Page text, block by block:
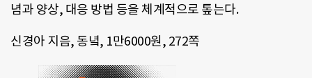
념과 양상, 대응 방법 등을 체계적으로 톺는다.
신경아 지음, 동녘, 1만6000원, 272쪽